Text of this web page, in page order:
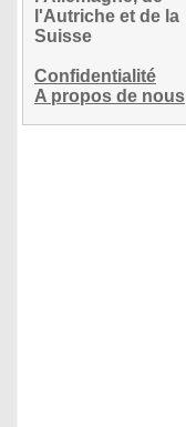
l'Autriche et de la
Suisse
Confidentialité
A propos de nous